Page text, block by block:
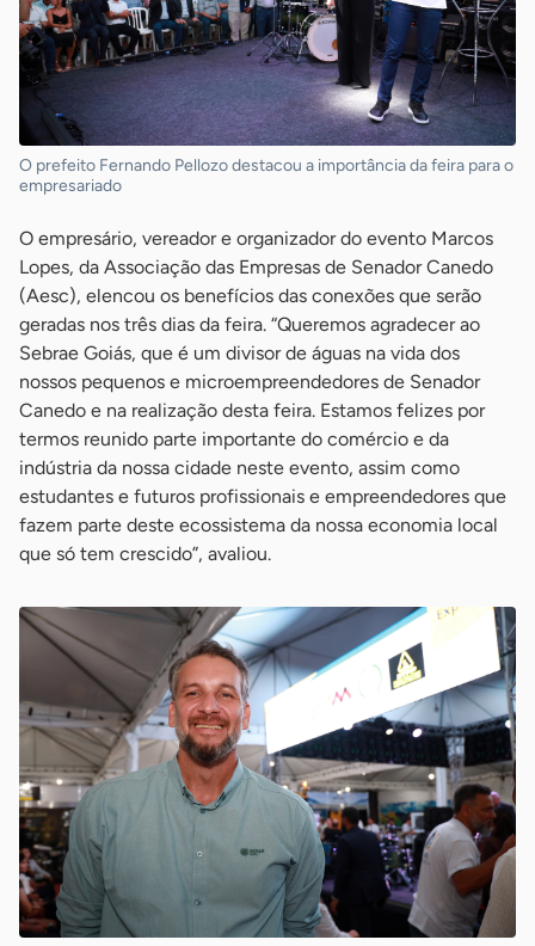
O prefeito Fernando Pellozo destacou a importância da feira para o
empresariado
O empresário, vereador e organizador do evento Marcos
Lopes, da Associação das Empresas de Senador Canedo
(Aesc), elencou os benefícios das conexões que serão
geradas nos três dias da feira. “Queremos agradecer ao
Sebrae Goiás, que é um divisor de águas na vida dos
nossos pequenos e microempreendedores de Senador
Canedo e na realização desta feira. Estamos felizes por
termos reunido parte importante do comércio e da
indústria da nossa cidade neste evento, assim como
estudantes e futuros profissionais e empreendedores que
fazem parte deste ecossistema da nossa economia local
que só tem crescido”, avaliou.